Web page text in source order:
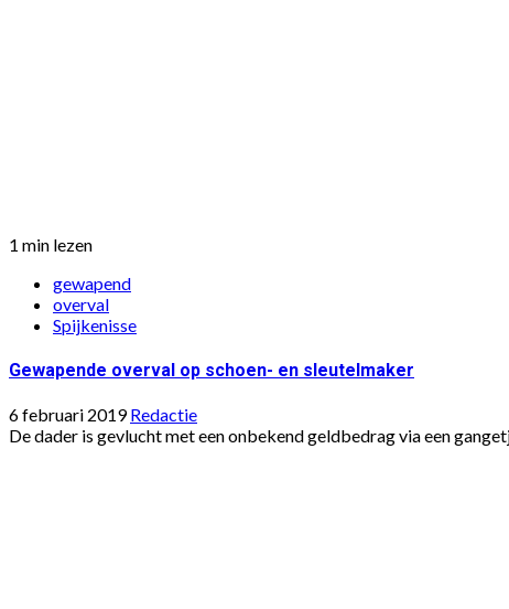
1 min lezen
gewapend
overval
Spijkenisse
Gewapende overval op schoen- en sleutelmaker
6 februari 2019Redactie
De dader is gevlucht met een onbekend geldbedrag via een